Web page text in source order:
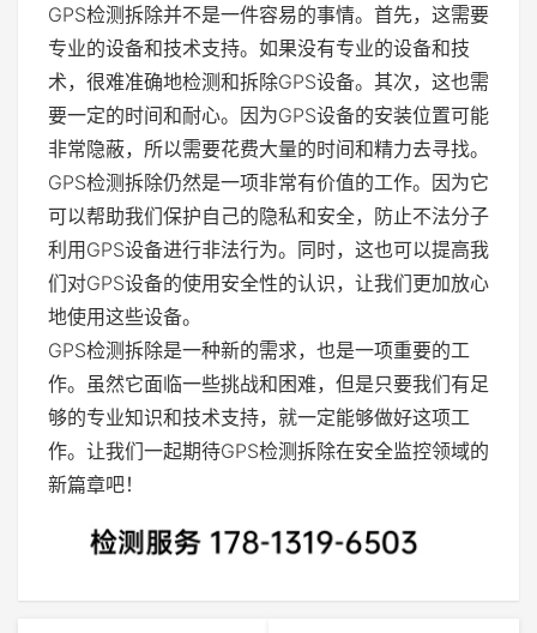
GPS检测拆除并不是一件容易的事情。首先，这需要
专业的设备和技术支持。如果没有专业的设备和技
术，很难准确地检测和拆除GPS设备。其次，这也需
要一定的时间和耐心。因为GPS设备的安装位置可能
非常隐蔽，所以需要花费大量的时间和精力去寻找。
GPS检测拆除仍然是一项非常有价值的工作。因为它
可以帮助我们保护自己的隐私和安全，防止不法分子
利用GPS设备进行非法行为。同时，这也可以提高我
们对GPS设备的使用安全性的认识，让我们更加放心
地使用这些设备。
GPS检测拆除是一种新的需求，也是一项重要的工
作。虽然它面临一些挑战和困难，但是只要我们有足
够的专业知识和技术支持，就一定能够做好这项工
作。让我们一起期待GPS检测拆除在安全监控领域的
新篇章吧！